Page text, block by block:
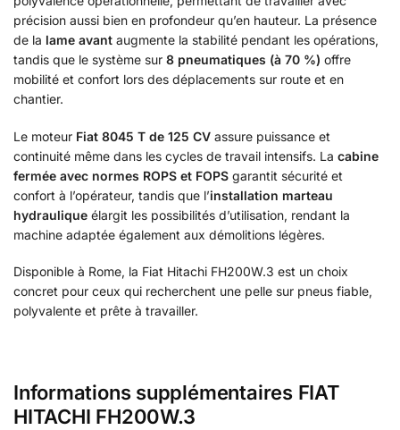
précision aussi bien en profondeur qu’en hauteur. La présence
de la lame avant augmente la stabilité pendant les opérations,
tandis que le système sur 8 pneumatiques (à 70 %) offre
mobilité et confort lors des déplacements sur route et en
chantier.
Le moteur Fiat 8045 T de 125 CV assure puissance et
continuité même dans les cycles de travail intensifs. La cabine
fermée avec normes ROPS et FOPS garantit sécurité et
confort à l’opérateur, tandis que l’installation marteau
hydraulique élargit les possibilités d’utilisation, rendant la
machine adaptée également aux démolitions légères.
Disponible à Rome, la Fiat Hitachi FH200W.3 est un choix
concret pour ceux qui recherchent une pelle sur pneus fiable,
polyvalente et prête à travailler.
Informations supplémentaires FIAT
HITACHI FH200W.3